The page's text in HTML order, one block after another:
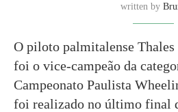
written by
O piloto palmitalense
foi o vice-campeão da
Campeonato Paulista
foi realizado no último final